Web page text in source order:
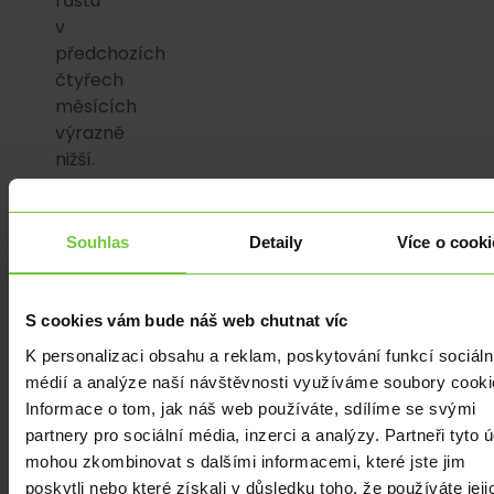
Souhlas Detaily Více o
S cookies vám bude náš web chutnat víc
K personalizaci obsahu a reklam, poskytování funkcí
médií a analýze naší návštěvnosti využíváme soubory
Informace o tom, jak náš web používáte, sdílíme se svými
partnery pro sociální média, inzerci a analýzy. Partneři tyto
mohou zkombinovat s dalšími informacemi, které jste jim
poskytli nebo které získali v důsledku toho, že používáte
v
předchozích
čtyřech
měsících
výrazně
nižší.
Mezitím
také
sklon
úsporám
5,0),
zatímco